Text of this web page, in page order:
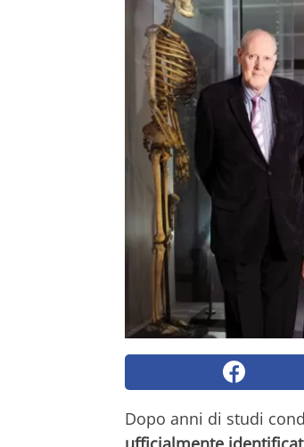
Dopo anni di studi